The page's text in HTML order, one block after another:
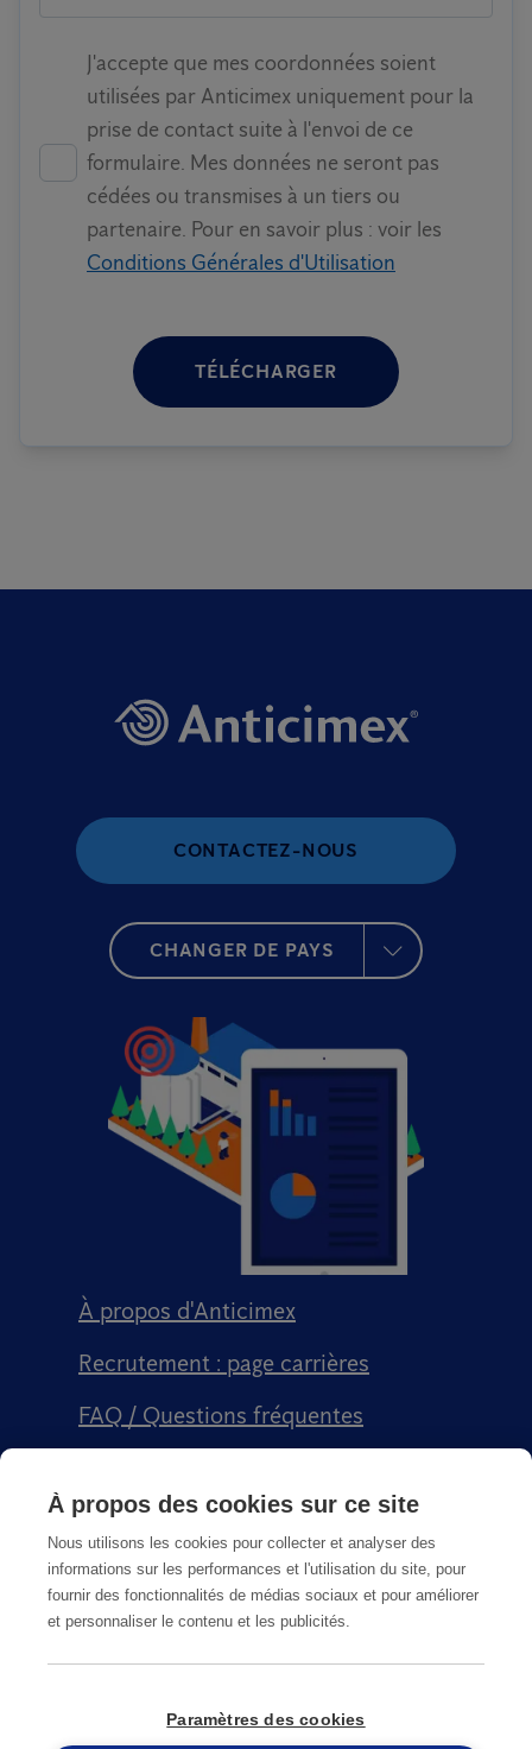
J'accepte que mes coordonnées soient
utilisées par Anticimex uniquement pour la
prise de contact suite à l'envoi de ce
formulaire. Mes données ne seront pas
cédées ou transmises à un tiers ou
partenaire. Pour en savoir plus : voir les
Conditions Générales d'Utilisation
TÉLÉCHARGER
CONTACTEZ-NOUS
CHANGER DE PAYS
À propos d'Anticimex
Recrutement : page carrières
FAQ / Questions fréquentes
Conditions générales de vente CGPS
CGU
À propos des cookies sur ce site
Nous utilisons les cookies pour collecter et analyser des
informations sur les performances et l'utilisation du site, pour
fournir des fonctionnalités de médias sociaux et pour améliorer
et personnaliser le contenu et les publicités.
Paramètres des cookies